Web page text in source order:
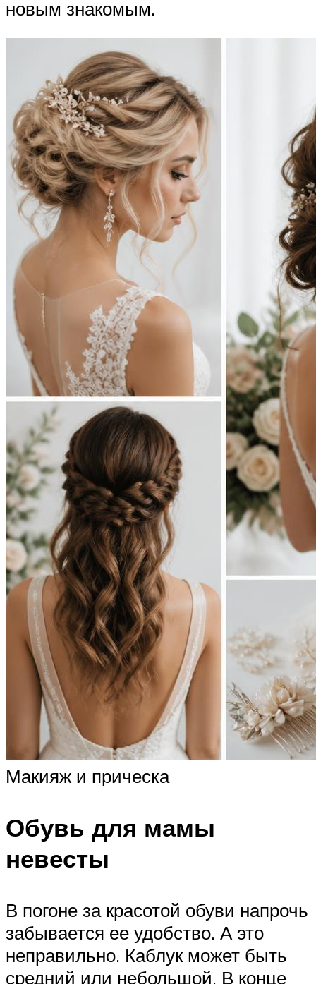
новым знакомым.
Макияж и прическа
Обувь для мамы
невесты
В погоне за красотой обуви напрочь
забывается ее удобство. А это
неправильно. Каблук может быть
средний или небольшой. В конце